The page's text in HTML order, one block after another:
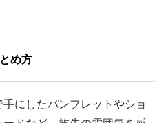
ト 03:10
め方
にしたパンフレットやショ